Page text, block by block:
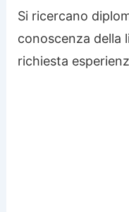
Si ricercano
conoscenza della
richiesta